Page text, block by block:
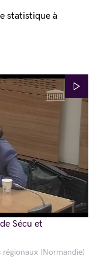
régionaux (Normandie)
statistique à
Sécu et